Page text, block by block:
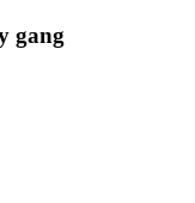
gang